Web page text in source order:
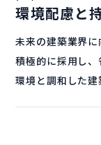
環境配慮と
未来の建築業界
積極的に採用し、
環境と調和した建